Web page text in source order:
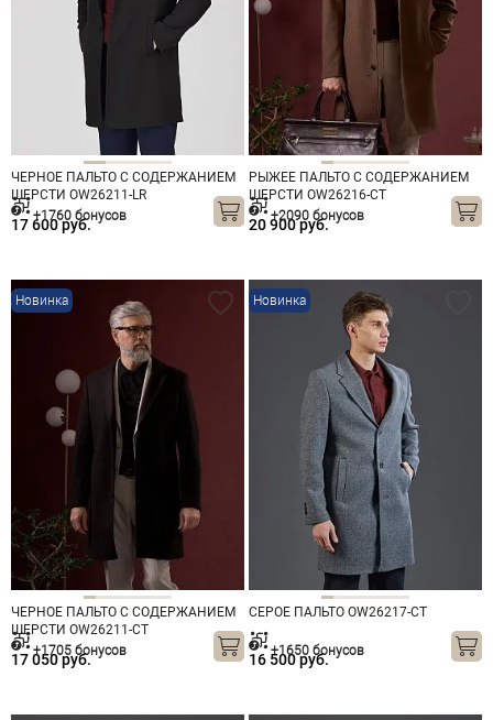
ЧЕРНОЕ ПАЛЬТО С СОДЕРЖАНИЕМ
ШЕРСТИ OW26211-LR
17 600 руб.
+1760 бонусов
РЫЖЕЕ ПАЛЬТО С СОДЕРЖАНИЕМ
ШЕРСТИ OW26216-CT
20 900 руб.
+2090 бонусов
Новинка
ЧЕРНОЕ ПАЛЬТО С СОДЕРЖАНИЕМ
ШЕРСТИ OW26211-CT
17 050 руб.
+1705 бонусов
Новинка
СЕРОЕ ПАЛЬТО OW26217-CT
16 500 руб.
+1650 бонусов